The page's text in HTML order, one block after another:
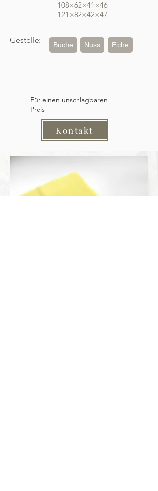
108×62×41×46
121×82×42×47
Gestelle: Buche Nuss Eiche
Für einen unschlagbaren
Preis
Kontakt